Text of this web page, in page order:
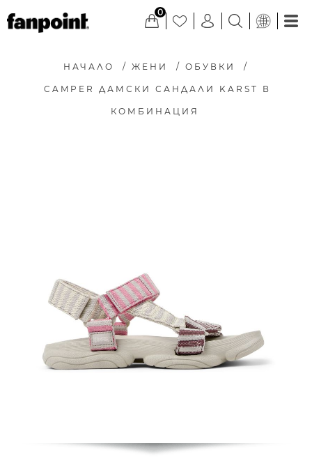
0
НАЧАЛО / ЖЕНИ / ОБУВКИ /
CAMPER ДАМСКИ САНДАЛИ KARST В
КОМБИНАЦИЯ